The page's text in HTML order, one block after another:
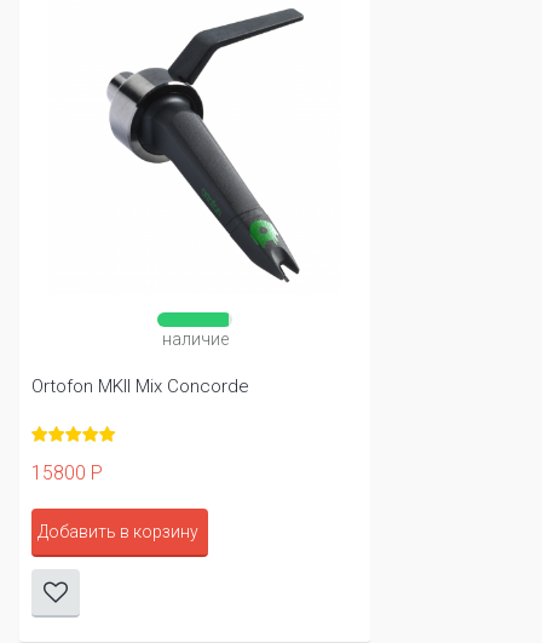
наличие
Ortofon MKII Mix Concorde
15800 Р
Добавить в корзину